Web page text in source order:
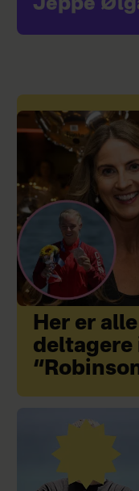
Jeppe
Her er
deltagere